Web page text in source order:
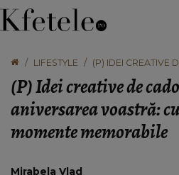
LIFESTYLE
(P) IDEI CREATIVE
MOMENTE
(P) Idei creative de
aniversarea voastră:
momente memorabile
Mirabela Vlad